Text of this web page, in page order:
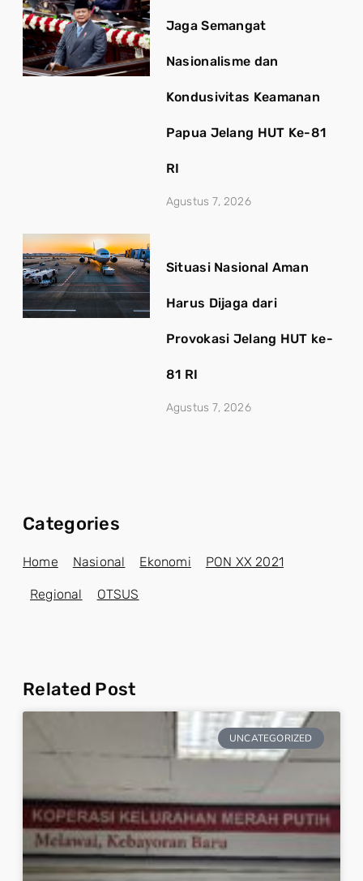
Jaga Semangat
Nasionalisme dan
Kondusivitas Keamanan
Papua Jelang HUT Ke-81
RI
Agustus 7, 2026
Situasi Nasional Aman
Harus Dijaga dari
Provokasi Jelang HUT ke-
81 RI
Agustus 7, 2026
Categories
Home Nasional Ekonomi PON XX 2021
Regional OTSUS
Related Post
UNCATEGORIZED